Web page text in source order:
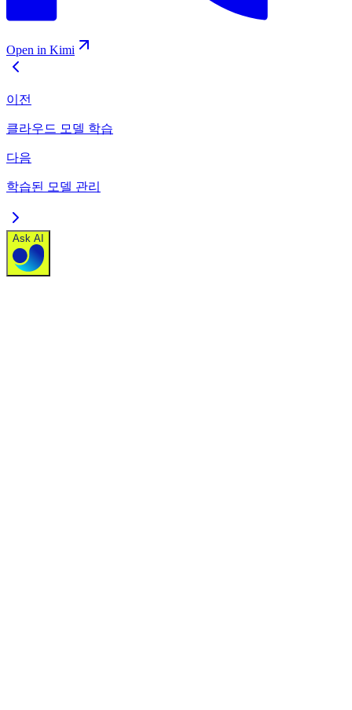
Open in Kimi
이전
클라우드 모델 학습
다음
학습된 모델 관리
Ask AI